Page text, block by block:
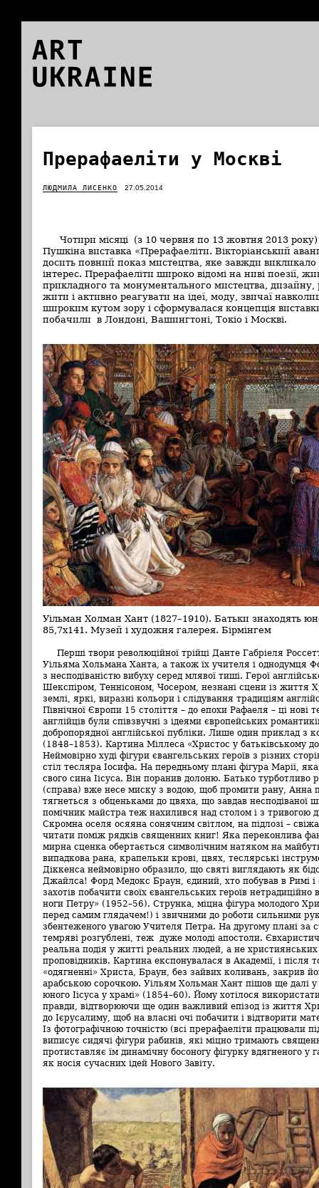
ART
UKRAINE
Прерафаеліти у Москві
ЛЮДМИЛА ЛИСЕНКО 27.05.2014
Чотири місяці (з 10 червня по 13 жовтня 2013
Пушкіна виставка «Прерафаеліти. Вікторіанський
досить повний показ мистецтва, яке завжди
інтерес. Прерафаеліти широко відомі на ниві поезії,
прикладного та монументального мистецтва,
жити і активно реагувати на ідеї, моду, звичаї
широким кутом зору і сформувалася концепція
побачили в Лондоні, Вашингтоні, Токіо і Москві.
Уільман Холман Хант (1827–1910). Батьки знаходять
85,7х141. Музей і художня галерея. Бірмінгем
Перші твори революційної трійці Данте Габріеля
Уільяма Хольмана Ханта, а також їх учителя і однодумця
з несподіваністю вибуху серед млявої тиші. Герої
Шекспіром, Теннісоном, Чосером, незнані сцени із життя
землі, яркі, виразні кольори і слідування традиціям
Північної Європи 15 століття – до епохи Рафаеля – ці нові
англійців були співзвучні з ідеями європейських
добропорядної англійської публіки. Лише один приклад з
(1848–1853). Картина Міллеса «Христос у батьківському
Неймовірно худі фігури євангельських героїв з різних
стіл тесляра Іосифа. На передньому плані фігура Марії,
свого сина Іісуса. Він поранив долоню. Батько турботливо
(справа) вже несе миску з водою, щоб промити рану, Анна
тягнеться з обценьками до цвяха, що завдав несподіваної
помічник майстра теж нахилився над столом і з тривогою
Скромна оселя осяяна сонячним світлом, на підлозі –
читати поміж рядків священних книг! Яка переконлива
мирна сценка обертається символічним натяком на
випадкова рана, крапельки крові, цвях, теслярські
Діккенса неймовірно образило, що святі виглядають як
Джайлса! Форд Медокс Браун, єдиний, хто побував в Римі
захотів побачити своїх євангельських героїв
ноги Петру» (1952–56). Струнка, міцна фігура молодого
перед самим глядачем!) і звичними до роботи сильними
збентеженого увагою Учителя Петра. На другому плані за
темряві розгублені, теж дуже молоді апостоли.
реальна подія у житті реальних людей, а не християнських
проповідників. Картина експонувалася в Академії, і після
«одягненні» Христа, Браун, без зайвих коливань, закрив
арабською сорочкою. Уільям Хольман Хант пішов ще далі у
юного Іісуса у храмі» (1854–60). Йому хотілося
правди, відтворюючи ще один важливий епізод із життя
до Ієрусалиму, щоб на власні очі побачити і відтворити
Із фотографічною точністю (всі прерафаеліти працювали
виписує сидячі фігури рабинів, які міцно тримають
протиставляє їм динамічну босоногу фігурку вдягненого у
як носія сучасних ідей Нового Завіту.